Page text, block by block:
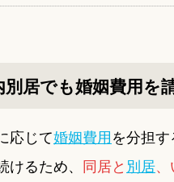
居でも婚姻費用を
応じて婚姻費用を分担
るため、 同居と 別居